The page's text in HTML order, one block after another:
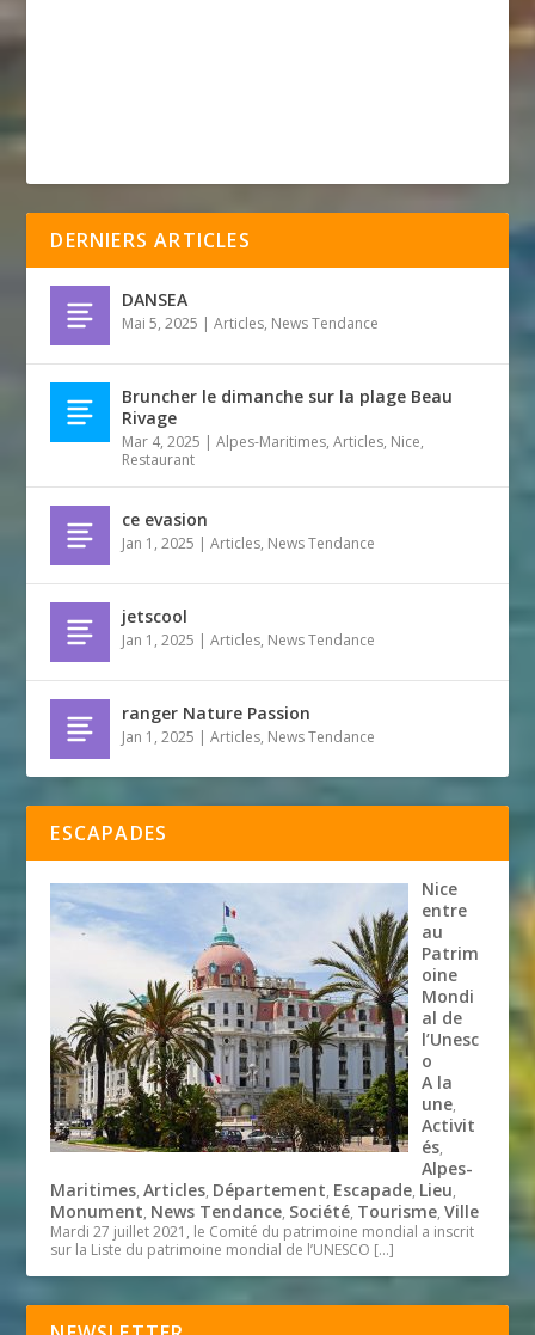
DERNIERS ARTICLES
DANSEA
Mai 5, 2025 |Articles, News Tendance
Bruncher le dimanche sur la plage Beau
Rivage
Mar 4, 2025 |Alpes-Maritimes,Articles, Nice,
Restaurant
ce evasion
Jan 1, 2025 |Articles, News Tendance
jetscool
Jan 1, 2025 |Articles, News Tendance
ranger Nature Passion
Jan 1, 2025 |Articles, News Tendance
ESCAPADES
Nice
entre
au
Patrim
oine
Mondi
al de
l’Unesc
o
A la
une,
Activit
és,
Alpes-
Maritimes,Articles, Département, Escapade, Lieu,
Monument, News Tendance, Société, Tourisme,Ville
Mardi 27 juillet 2021, le Comité du patrimoine mondial a inscrit
sur la Liste du patrimoine mondial de l’UNESCO […]